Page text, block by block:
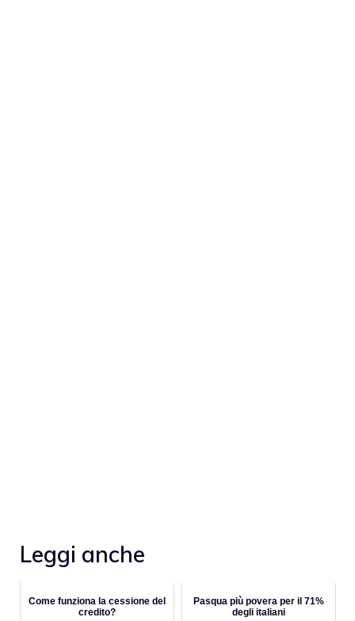
Leggi anche
Come funziona la cessione del
credito?
Pasqua più povera per il 71%
degli italiani